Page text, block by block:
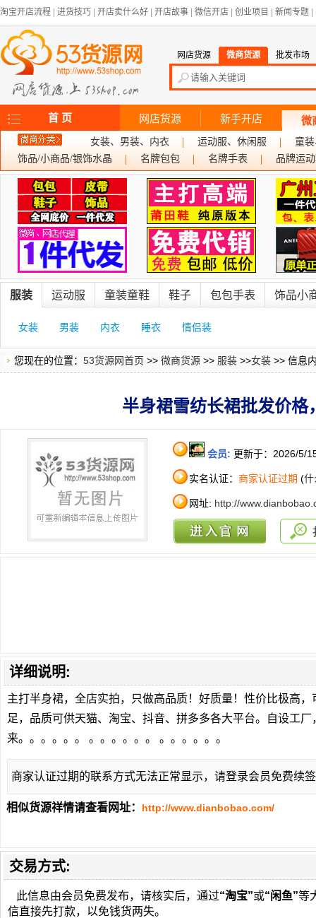
淘宝开店流程 进货技巧 开店卖什么好 开店故事 微信开店 创业项目 新闻专题
网店货源 微商货源 批发市场
首 页 网店货源 新手开店 微
女装、男装、内衣 运动服、休闲服
童
饰品/小商品/银饰水晶
名牌包包 名牌手表 品牌运
服装 运动服 童装童鞋 鞋子 包包手表 饰品小
女装 男装 内衣 睡衣 情侣装
您现在的位置： 53货源网首页 >> 微商货源 >> 服装 >>女装 >> 信息
半身裙雪纺长裙批发价格
会员: 更新于：2026/5/
实名认证： 商家认证过期 (什
网址: http://
详细说明:
主打半身裙，全店实拍，只做高品质！好质量！性价比极高
足，品质可供天猫、淘宝、抖音、拼多多各大平台。自设工
来。。。。。。 。。。。。。 。。。。。。
商家认证过期的联系方式无法正常显示，请登录会员免费续
相似货源祥情请查看网址： http://www.dianbobao.com/
交易方式:
此信息由会员免费发布，请核实后，通过“淘宝”或“闲鱼”等
信直接先打款，以免钱货两失。